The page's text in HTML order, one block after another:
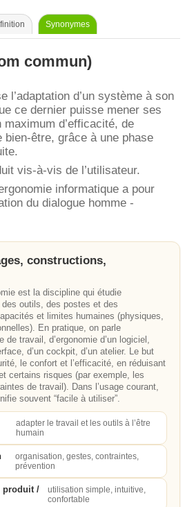
Synonymes
commun)
l’adaptation d’un système à son
ce dernier puisse mener ses
d’efficacité, de
bien-être, grâce à une phase
vis-à-vis de l’utilisateur.
informatique a pour
du dialogue homme -
constructions,
est la discipline qui étudie
des outils, des postes et des
et limites humaines (physiques,
En pratique, on parle
de travail, d’ergonomie d’un logiciel,
d’un cockpit, d’un atelier. Le but
le confort et l’efficacité, en réduisant
certains risques (par exemple, les
de travail). Dans l’usage courant,
souvent “facile à utiliser”.
adapter le travail et les outils à l’être
humain
organisation, gestes, contraintes,
prévention
produit /
utilisation simple, intuitive,
confortable